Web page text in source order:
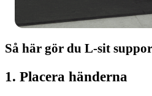
Så här gör du L-sit
1. Placera händerna